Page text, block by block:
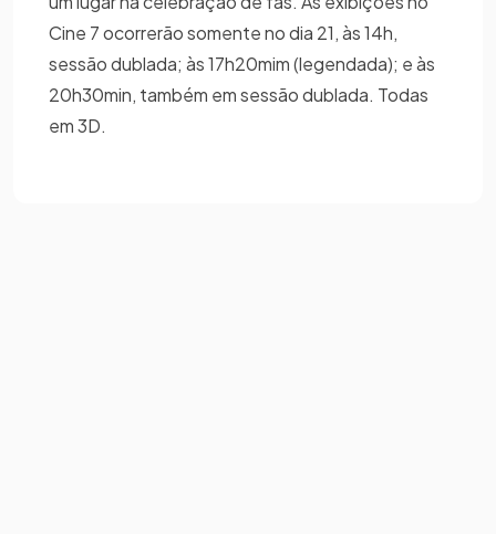
Cine 7 ocorrerão somente no dia 21, às 14h,
sessão dublada; às 17h20mim (legendada); e às
20h30min, também em sessão dublada. Todas
em 3D.